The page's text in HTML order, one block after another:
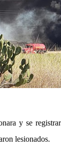
y se
lesionados.